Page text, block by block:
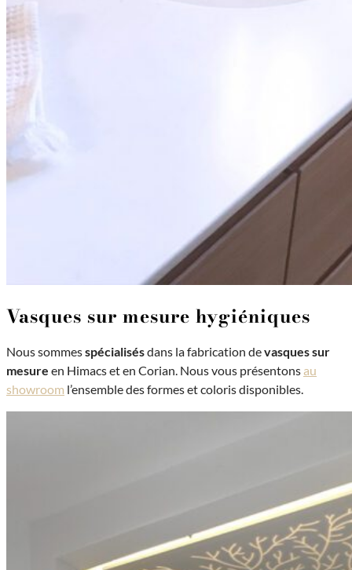
Vasques sur mesure hygiéniques
Nous sommesspécialisésdans la fabrication devasques sur
mesure en Himacs et en Corian. Nous vous présentons au
showroom l’ensemble des formes et coloris disponibles.